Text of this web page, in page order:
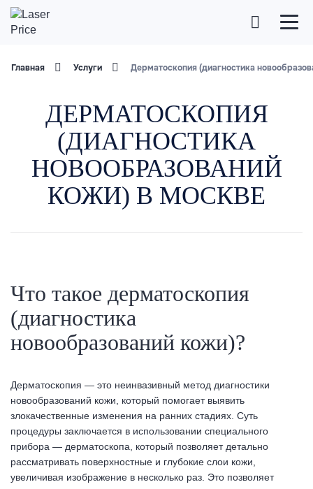
Главная Услуги Дерматоскопия (диагностика
ДЕРМАТОСКОПИЯ
(ДИАГНОСТИКА
НОВООБРАЗОВАНИЙ
КОЖИ) В МОСКВЕ
Что такое дерматоскопия
(диагностика
новообразований кожи)?
Дерматоскопия — это неинвазивный метод диагностики
новообразований кожи, который помогает выявить
злокачественные изменения на ранних стадиях. Суть
процедуры заключается в использовании специального
прибора — дерматоскопа, который позволяет детально
рассматривать поверхностные и глубокие слои кожи,
увеличивая изображение в несколько раз. Это позволяет